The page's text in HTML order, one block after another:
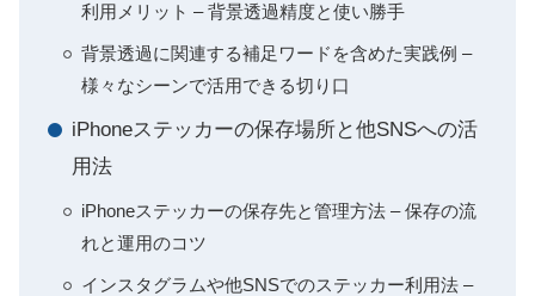
利用メリット – 背景透過精度と使い勝手
背景透過に関連する補足ワードを含めた実践例 –
様々なシーンで活用できる切り口
iPhoneステッカーの保存場所と他SNSへの活
用法
iPhoneステッカーの保存先と管理方法 – 保存の流
れと運用のコツ
インスタグラムや他SNSでのステッカー利用法 –